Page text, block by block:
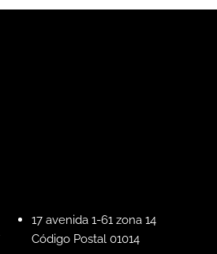
17 avenida 1-61 zona 14
Código Postal 01014